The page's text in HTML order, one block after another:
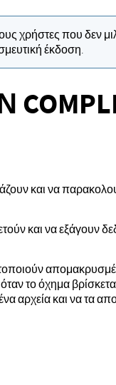
τους χρήστες που
έκδοση.
και να
και να
το όχημα
αρχεία και να τα